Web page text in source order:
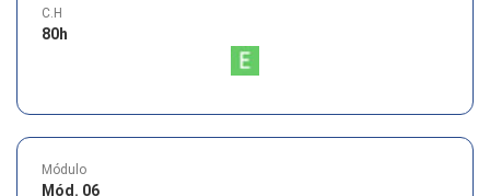
C.H
80h
Módulo
Mód. 06